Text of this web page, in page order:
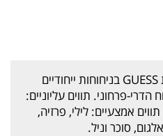
סדרת מי גוף מבושמים מבית GUESS בניחוחות ייחודיים
פרחוני. תווים עליוניים:
אמצעיים: לילי, פרזיה,
סוכר וניל.